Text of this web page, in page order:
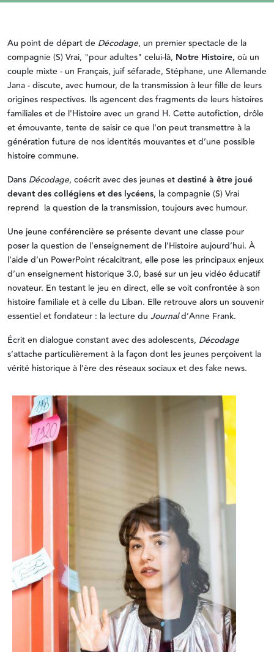
Au point de départ de Décodage, un premier spectacle de la
compagnie (S) Vrai, "pour adultes" celui-là, Notre Histoire, où un
couple mixte - un Français, juif séfarade, Stéphane, une Allemande
Jana - discute, avec humour, de la transmission à leur fille de leurs
origines respectives. Ils agencent des fragments de leurs histoires
familiales et de l'Histoire avec un grand H. Cette autofiction, drôle
et émouvante, tente de saisir ce que l'on peut transmettre à la
génération future de nos identités mouvantes et d’une possible
histoire commune.
Dans Décodage, coécrit avec des jeunes etdestiné à être joué
devant des collégiens et des lycéens, la compagnie (S) Vrai
reprend la question de la transmission, toujours avec humour.
Une jeune conférencière se présente devant une classe pour
poser la question de l’enseignement de l’Histoire aujourd’hui. À
l’aide d’un PowerPoint récalcitrant, elle pose les principaux enjeux
d’un enseignement historique 3.0, basé sur un jeu vidéo éducatif
novateur. En testant le jeu en direct, elle se voit confrontée à son
histoire familiale et à celle du Liban. Elle retrouve alors un souvenir
essentiel et fondateur : la lecture du Journald’Anne Frank.
Écrit en dialogue constant avec des adolescents, Décodage
s’attache particulièrement à la façon dont les jeunes perçoivent la
vérité historique à l’ère des réseaux sociaux et des fake news.